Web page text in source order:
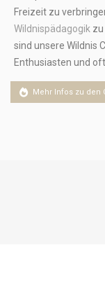
Freizeit zu
Wildnispädagogik
sind unsere Wildnis
Enthusiasten und
Mehr Infos zu den